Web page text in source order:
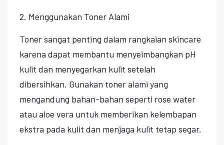
2. Menggunakan Toner Alami
Toner sangat penting dalam rangkaian skincare
karena dapat membantu menyeimbangkan pH
kulit dan menyegarkan kulit setelah
dibersihkan. Gunakan toner alami yang
mengandung bahan-bahan seperti rose water
atau aloe vera untuk memberikan kelembapan
ekstra pada kulit dan menjaga kulit tetap segar.